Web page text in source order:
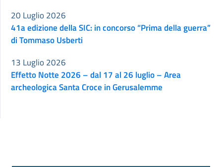
41a edizione della SIC: in concorso “Prima della guerra”
di Tommaso Usberti
20 Luglio 2026
Effetto Notte 2026 – dal 17 al 26 luglio – Area
archeologica Santa Croce in Gerusalemme
13 Luglio 2026